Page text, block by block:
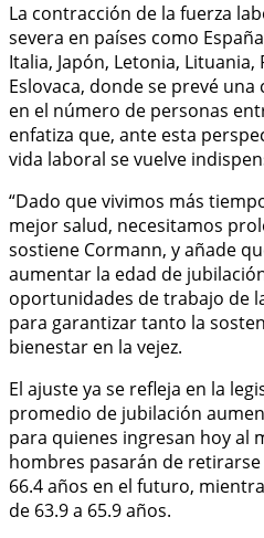
La contracción de la fuerza
severa en países como
Italia, Japón, Letonia, Lituania,
Eslovaca, donde se prevé
en el número de personas
enfatiza que, ante esta
vida laboral se vuelve
“Dado que vivimos más
mejor salud, necesitamos
sostiene Cormann, y añade
aumentar la edad de
oportunidades de trabajo de
para garantizar tanto la
bienestar en la vejez.
El ajuste ya se refleja en la
promedio de jubilación
para quienes ingresan hoy al
hombres pasarán de retirarse
66.4 años en el futuro,
de 63.9 a 65.9 años.